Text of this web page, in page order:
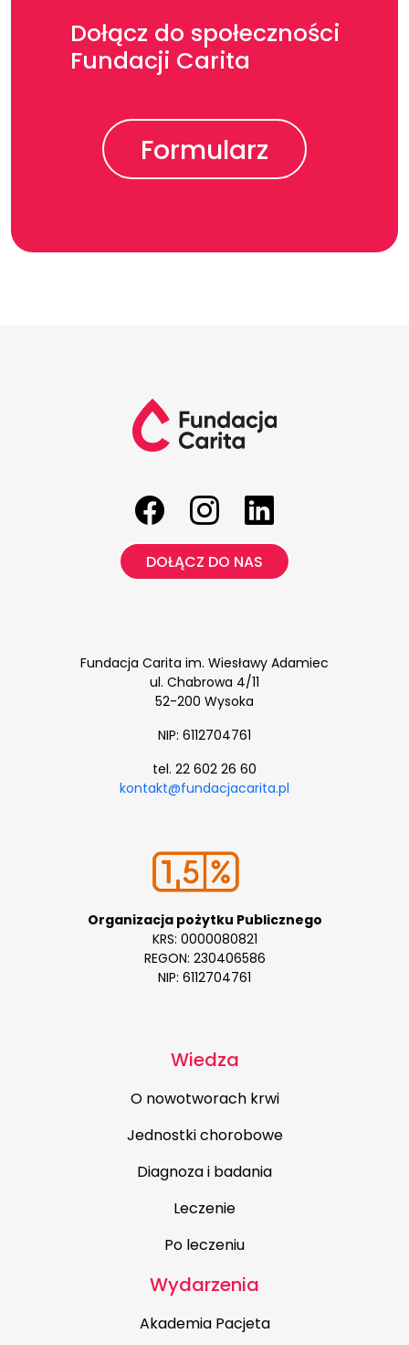
Dołącz do społeczności
Fundacji Carita
Formularz
DOŁĄCZ DO NAS
Fundacja Carita im. Wiesławy Adamiec
ul. Chabrowa 4/11
52-200 Wysoka
NIP: 6112704761
tel. 22 602 26 60
kontakt@fundacjacarita.pl
Organizacja pożytku Publicznego
KRS: 0000080821
REGON: 230406586
NIP: 6112704761
Wiedza
O nowotworach krwi
Jednostki chorobowe
Diagnoza i badania
Leczenie
Po leczeniu
Wydarzenia
Akademia Pacjeta